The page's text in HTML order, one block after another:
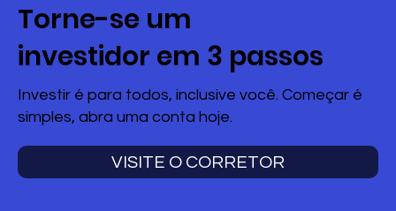
Torne-se um
investidor em 3 passos
Investir é para todos, inclusive você. Começar é
simples, abra uma conta hoje.
VISITE O CORRETOR